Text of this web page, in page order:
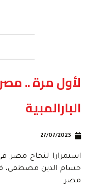
لأول مرة ..
البارالمبية
27/07/2023
استمرارا لنجاح مصر فى
مصر.